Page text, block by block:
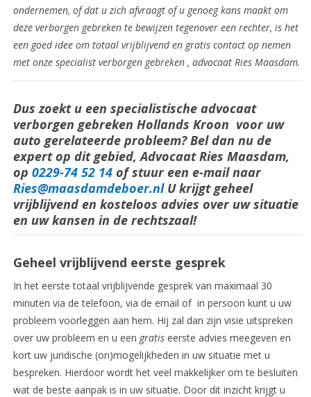
ondernemen, of dat u zich afvraagt of u genoeg kans maakt om
deze verborgen gebreken te bewijzen tegenover een rechter, is het
een goed idee om totaal vrijblijvend en gratis contact op nemen
met onze specialist verborgen gebreken , advocaat Ries Maasdam.
Dus zoekt u een specialistische advocaat
verborgen gebreken Hollands Kroon voor uw
auto gerelateerde probleem? Bel dan nu de
expert op dit gebied, Advocaat Ries Maasdam,
op 0229-74 52 14 of stuur een e-mail naar
Ries@maasdamdeboer.nl U krijgt geheel
vrijblijvend en kosteloos advies over uw situatie
en uw kansen in de rechtszaal!
Geheel vrijblijvend eerste gesprek
In het eerste totaal vrijblijvende gesprek van maximaal 30
minuten via de telefoon, via de email of in persoon kunt u uw
probleem voorleggen aan hem. Hij zal dan zijn visie uitspreken
over uw probleem en u een gratiseerste advies meegeven en
kort uw juridische (on)mogelijkheden in uw situatie met u
bespreken. Hierdoor wordt het veel makkelijker om te besluiten
wat de beste aanpak is in uw situatie. Door dit inzicht krijgt u